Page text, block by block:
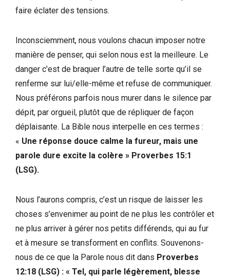
faire éclater des tensions.
Inconsciemment, nous voulons chacun imposer notre
manière de penser, qui selon nous est la meilleure. Le
danger c’est de braquer l’autre de telle sorte qu’il se
renferme sur lui/elle-même et refuse de communiquer.
Nous préférons parfois nous murer dans le silence par
dépit, par orgueil, plutôt que de répliquer de façon
déplaisante. La Bible nous interpelle en ces termes :
« Une réponse douce calme la fureur, mais une
parole dure excite la colère » Proverbes 15:1
(LSG).
Nous l’aurons compris, c’est un risque de laisser les
choses s’envenimer au point de ne plus les contrôler et
ne plus arriver à gérer nos petits différends, qui au fur
et à mesure se transforment en conflits. Souvenons-
nous de ce que la Parole nous dit dans Proverbes
12:18 (LSG) : « Tel, qui parle légèrement, blesse